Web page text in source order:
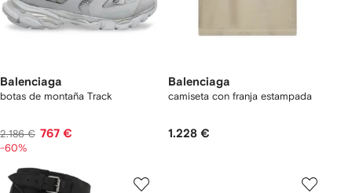
Balenciaga
botas de montaña Track
2.186 € 767 €
-60%
Balenciaga
camiseta con franja estampada
1.228 €